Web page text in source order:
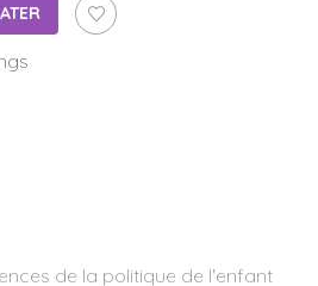
de la politique de l'enfant